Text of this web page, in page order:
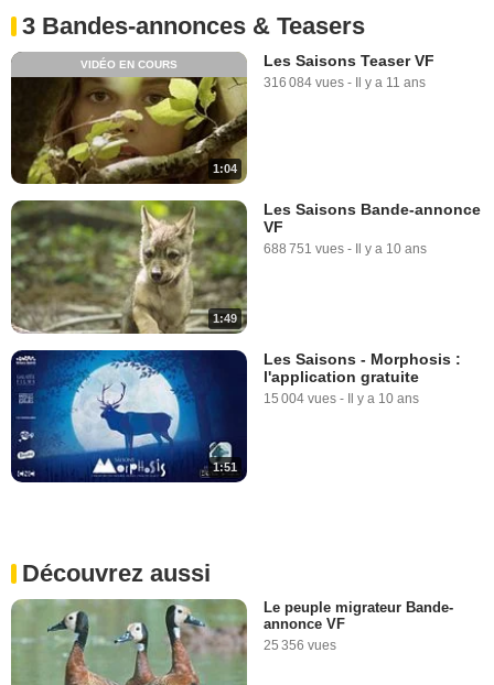
3 Bandes-annonces & Teasers
1:04
VIDÉO EN COURS Les Saisons Teaser VF
316 084 vues - Il y a 11 ans
1:49
Les Saisons Bande-annonce
VF
688 751 vues - Il y a 10 ans
1:51
Les Saisons - Morphosis :
l'application gratuite
15 004 vues - Il y a 10 ans
Découvrez aussi
Le peuple migrateur Bande-
annonce VF
25 356 vues